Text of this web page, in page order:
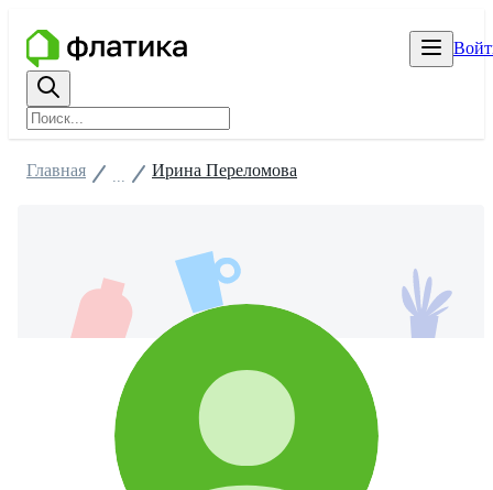
Главная Ирина Переломова